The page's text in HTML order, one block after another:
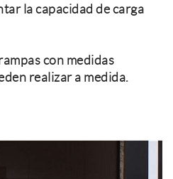
la capacidad de carga
con medidas
realizar a medida.